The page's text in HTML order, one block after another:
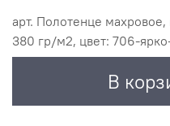
арт. Полотенце
380 гр/м2, цвет: 706-
В